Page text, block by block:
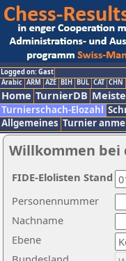
Logged on: Gast
Arabic ARM AZE BIH BUL CAT CHN
Home TurnierDB
Turnierschach-Elozahl
Allgemeines Turnier
Willkommen bei
Nachname
Ebene
Personennummer
FIDE-Elolisten Stand